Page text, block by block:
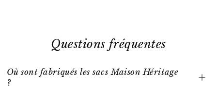
Questions fréquentes
Où sont fabriqués les sacs Maison Héritage
?